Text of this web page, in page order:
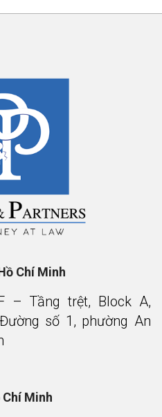
Chí Minh
– Tầng trệt, Block A,
số 1, phường An
Chí Minh